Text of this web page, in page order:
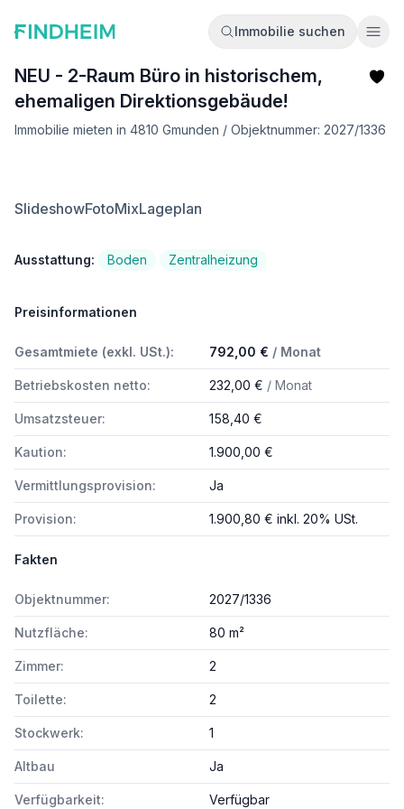
Immobilie suchen
NEU - 2-Raum Büro in historischem,
ehemaligen Direktionsgebäude!
Immobilie mieten in 4810 Gmunden / Objektnummer: 2027/1336
SlideshowFotoMixLageplan
Ausstattung: Boden Zentralheizung
Preisinformationen
Gesamtmiete (exkl. USt.): 792,00 € / Monat
Betriebskosten netto: 232,00 € / Monat
Umsatzsteuer: 158,40 €
Kaution: 1.900,00 €
Vermittlungsprovision: Ja
Provision: 1.900,80 € inkl. 20% USt.
Fakten
Objektnummer: 2027/1336
Nutzfläche: 80 m²
Zimmer: 2
Toilette: 2
Stockwerk: 1
Altbau Ja
Verfügbarkeit: Verfügbar